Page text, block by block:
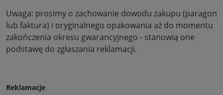
Uwaga: prosimy o zachowanie dowodu zakupu (paragon
lub faktura) i oryginalnego opakowania aż do momentu
zakończenia okresu gwarancyjnego - stanowią one
podstawę do zgłaszania reklamacji.
Reklamacje